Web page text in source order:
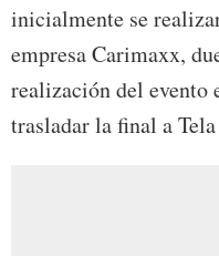
inicialmente se
empresa Carimaxx,
realización del evento
trasladar la final a